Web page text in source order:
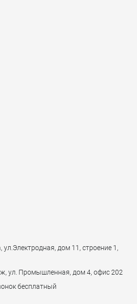
, ул.Электродная, дом 11, строение 1,
ул. Промышленная, дом 4, офис 202
бесплатный